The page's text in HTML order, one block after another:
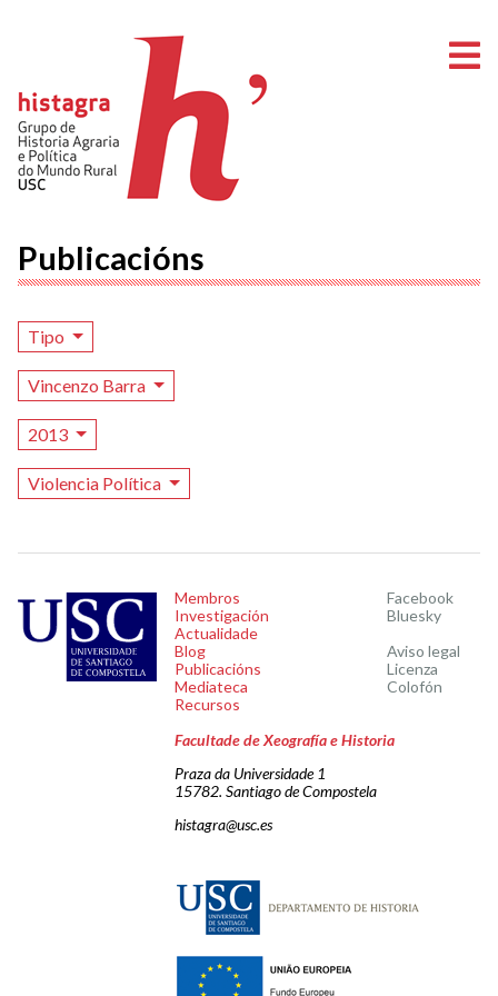
Publicacións
Tipo
Vincenzo Barra
2013
Violencia Política
Membros
Investigación
Actualidade
Blog
Publicacións
Mediateca
Recursos
Facebook
Bluesky
Aviso legal
Licenza
Colofón
Facultade de Xeografía e Historia
Praza da Universidade 1
15782. Santiago de Compostela
histagra@usc.es